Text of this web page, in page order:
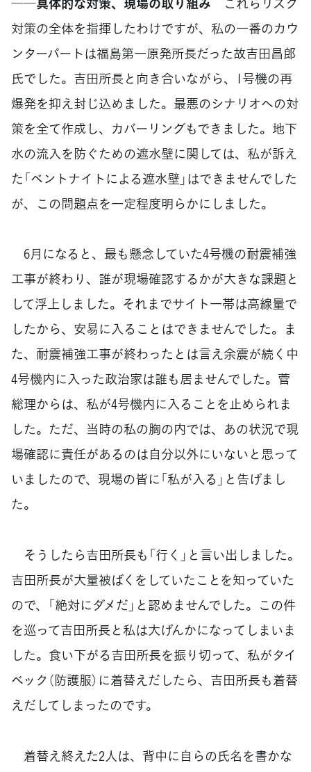
対策の全体を指揮したわけですが、私の一番のカウ
ンターパートは福島第一原発所長だった故吉田昌郎
氏でした。吉田所長と向き合いながら、1号機の再
爆発を抑え封じ込めました。最悪のシナリオへの対
策を全て作成し、カバーリングもできました。地下
水の流入を防ぐための遮水壁に関しては、私が訴え
た「ベントナイトによる遮水壁」はできませんでした
が、この問題点を一定程度明らかにしました。
6月になると、最も懸念していた4号機の耐震補強
工事が終わり、誰が現場確認するかが大きな課題と
して浮上しました。それまでサイト一帯は高線量で
したから、安易に入ることはできませんでした。ま
た、耐震補強工事が終わったとは言え余震が続く中
4号機内に入った政治家は誰も居ませんでした。菅
総理からは、私が4号機内に入ることを止められま
した。ただ、当時の私の胸の内では、あの状況で現
場確認に責任があるのは自分以外にいないと思って
いましたので、現場の皆に「私が入る」と告げまし
た。
そうしたら吉田所長も「行く」と言い出しました。
吉田所長が大量被ばくをしていたことを知っていた
ので、「絶対にダメだ」と認めませんでした。この件
を巡って吉田所長と私は大げんかになってしまいま
した。食い下がる吉田所長を振り切って、私がタイ
ベック（防護服）に着替えだしたら、吉田所長も着替
えだしてしまったのです。
着替え終えた2人は、背中に自らの氏名を書かな